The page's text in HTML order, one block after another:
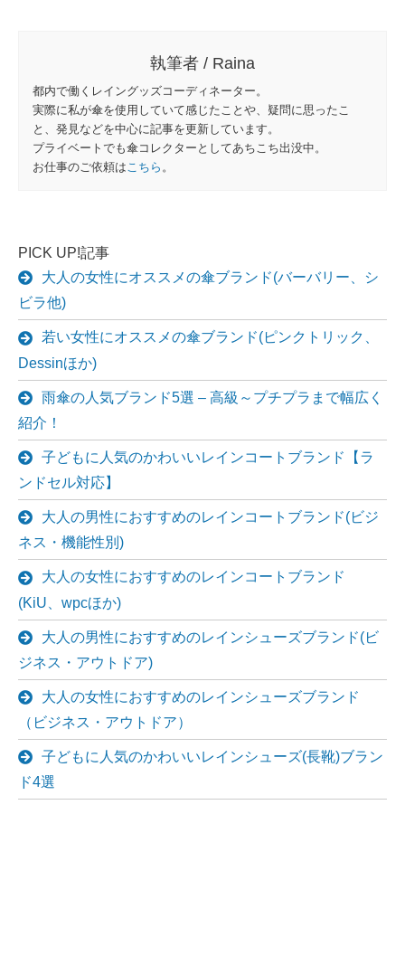
執筆者 / Raina
都内で働くレイングッズコーディネーター。
実際に私が傘を使用していて感じたことや、疑問に思ったこ
と、発見などを中心に記事を更新しています。
プライベートでも傘コレクターとしてあちこち出没中。
お仕事のご依頼は こちら 。
PICK UP!記事
大人の女性にオススメの傘ブランド(バーバリー、シ
ビラ他)
若い女性にオススメの傘ブランド(ピンクトリック、
Dessinほか)
雨傘の人気ブランド5選 – 高級～プチプラまで幅広く
紹介！
子どもに人気のかわいいレインコートブランド【ラ
ンドセル対応】
大人の男性におすすめのレインコートブランド(ビジ
ネス・機能性別)
大人の女性におすすめのレインコートブランド
(KiU、wpcほか)
大人の男性におすすめのレインシューズブランド(ビ
ジネス・アウトドア)
大人の女性におすすめのレインシューズブランド
（ビジネス・アウトドア）
子どもに人気のかわいいレインシューズ(長靴)ブラン
ド4選